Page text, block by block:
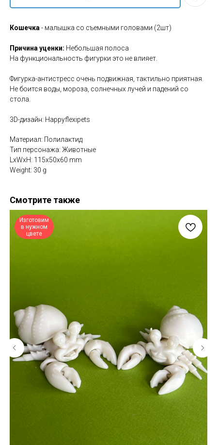
Кошечка- малышка со съемными головами (2шт)
Причина уценки: Небольшая полоса
На функциональность фигурки это не влияет.
Фигурка-антистресс очень подвижная, тактильно приятная.
Не боится воды, мороза, солнечных лучей и падений со
стола.
3D-дизайн: Happyflexipets
Материал: Полилактид
Тип персонажа: Животные
LxWxH: 115x50x60 mm
Weight: 30 g
Смотрите также
Изготовим
в нужном
цвете